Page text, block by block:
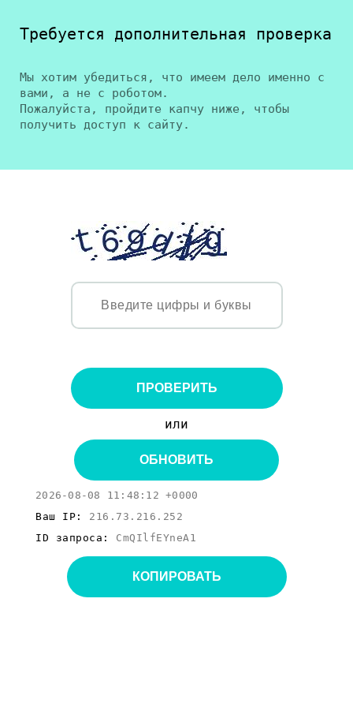
Требуется дополнительная проверка
Мы хотим убедиться, что имеем дело именно с
вами, а не с роботом.
Пожалуйста, пройдите капчу ниже, чтобы
получить доступ к сайту.
ПРОВЕРИТЬ
или
ОБНОВИТЬ
2026-08-08 11:48:12 +0000
Ваш IP: 216.73.216.252
ID запроса: CmQIlfEYneA1
КОПИРОВАТЬ